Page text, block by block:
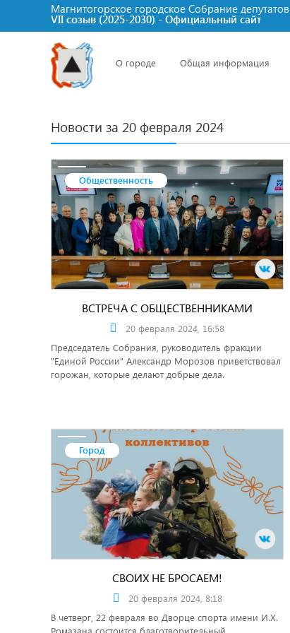
Магнитогорское городское Cобрание депутатов
VII созыв (2025-2030) - Официальный сайт
О городе Общая информация
Новости за 20 февраля 2024
Общественность
ВСТРЕЧА С ОБЩЕСТВЕННИКАМИ
20 февраля 2024, 16:58
Председатель Собрания, руководитель фракции
"Единой России" Александр Морозов приветствовал
горожан, которые делают добрые дела.
Город
СВОИХ НЕ БРОСАЕМ!
20 февраля 2024, 8:18
В четверг, 22 февраля во Дворце спорта имени И.Х.
Ромазана состоится благотворительный